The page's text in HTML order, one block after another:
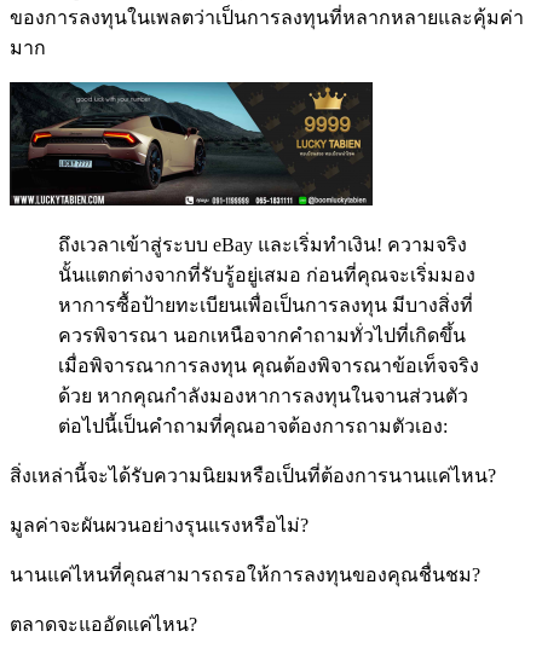
ของการลงทุนในเพลตว่าเป็นการลงทุนที่หลากหลายและคุ้มค่า
มาก
ถึงเวลาเข้าสู่ระบบ eBay และเริ่มทำเงิน! ความจริง
นั้นแตกต่างจากที่รับรู้อยู่เสมอ ก่อนที่คุณจะเริ่มมอง
หาการซื้อป้ายทะเบียนเพื่อเป็นการลงทุน มีบางสิ่งที่
ควรพิจารณา นอกเหนือจากคำถามทั่วไปที่เกิดขึ้น
เมื่อพิจารณาการลงทุน คุณต้องพิจารณาข้อเท็จจริง
ด้วย หากคุณกำลังมองหาการลงทุนในจานส่วนตัว
ต่อไปนี้เป็นคำถามที่คุณอาจต้องการถามตัวเอง:
สิ่งเหล่านี้จะได้รับความนิยมหรือเป็นที่ต้องการนานแค่ไหน?
มูลค่าจะผันผวนอย่างรุนแรงหรือไม่?
นานแค่ไหนที่คุณสามารถรอให้การลงทุนของคุณชื่นชม?
ตลาดจะแออัดแค่ไหน?